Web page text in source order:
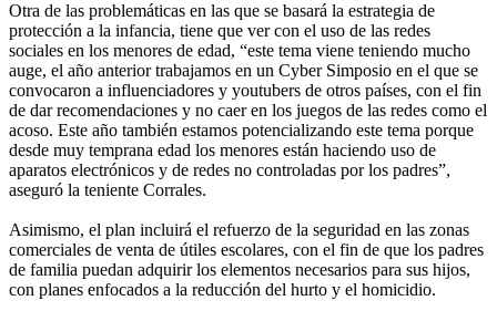
Otra de las problemáticas en las que se basará la estrategia de
protección a la infancia, tiene que ver con el uso de las redes
sociales en los menores de edad, “este tema viene teniendo mucho
auge, el año anterior trabajamos en un Cyber Simposio en el que se
convocaron a influenciadores y youtubers de otros países, con el fin
de dar recomendaciones y no caer en los juegos de las redes como el
acoso. Este año también estamos potencializando este tema porque
desde muy temprana edad los menores están haciendo uso de
aparatos electrónicos y de redes no controladas por los padres”,
aseguró la teniente Corrales.
Asimismo, el plan incluirá el refuerzo de la seguridad en las zonas
comerciales de venta de útiles escolares, con el fin de que los padres
de familia puedan adquirir los elementos necesarios para sus hijos,
con planes enfocados a la reducción del hurto y el homicidio.